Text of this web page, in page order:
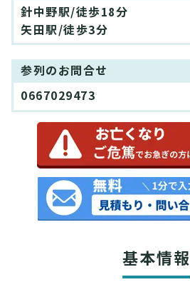
針中野駅/徒歩18分
矢田駅/徒歩3分
参列のお問合せ
0667029473
基本情報